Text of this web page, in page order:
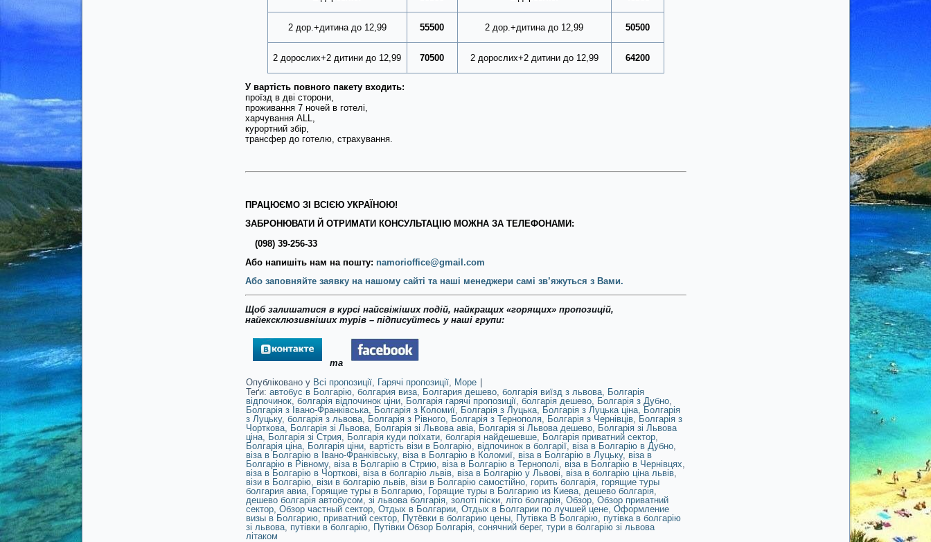
2 дор.+дитина до 12,99 55500 2 дор.+дитина до 12,99 50500
2 дорослих+2 дитини до 12,99 70500 2 дорослих+2 дитини до 12,99 64200
У вартість повного пакету входить:
проїзд в дві сторони,
проживання 7 ночей в готелі,
харчування ALL,
курортний збір,
трансфер до готелю, страхування.
ПРАЦЮЄМО ЗІ ВСІЄЮ УКРАЇНОЮ!
ЗАБРОНЮВАТИ Й ОТРИМАТИ КОНСУЛЬТАЦІЮ МОЖНА ЗА ТЕЛЕФОНАМИ:
(098) 39-256-33
Або напишіть нам на пошту: namorioffice@gmail.com
Або заповняйте заявку на нашому сайті та наші менеджери самі зв’яжуться з Вами.
Щоб залишатися в курсі найсвіжіших подій, найкращих «горящих» пропозицій,
найексклюзивніших турів – підписуйтесь у наші групи:
та
Опубліковано у Всі пропозиції, Гарячі пропозиції, Море
Теґи: автобус в Болгарію, болгария виза, Болгария дешево, болгарія виїзд з львова, Болгарія
відпочинок, болгарія відпочинок ціни, Болгарія гарячі пропозиції, болгарія дешево, Болгарія з Дубно,
Болгарія з Івано-Франківська, Болгарія з Коломиї, Болгарія з Луцька, Болгарія з Луцька ціна, Болгарія
з Луцьку, болгарія з львова, Болгарія з Рівного, Болгарія з Тернополя, Болгарія з Чернівців, Болгарія з
Чорткова, Болгарія зі Львова, Болгарія зі Львова авіа, Болгарія зі Львова дешево, Болгарія зі Львова
ціна, Болгарія зі Стрия, Болгарія куди поїхати, болгарія найдешевше, Болгарія приватний сектор,
Болгарія ціна, Болгарія ціни, вартість візи в Болгарію, відпочинок в болгарії, віза в Болгарію в Дубно,
віза в Болгарію в Івано-Франківську, віза в Болгарію в Коломиї, віза в Болгарію в Луцьку, віза в
Болгарію в Рівному, віза в Болгарію в Стрию, віза в Болгарію в Тернополі, віза в Болгарію в Чернівцях,
віза в Болгарію в Чорткові, віза в болгарію львів, віза в Болгарію у Львові, віза в болгарію ціна львів,
візи в Болгарію, візи в болгарію львів, візи в Болгарію самостійно, горить болгарія, горящие туры
болгария авиа, Горящие туры в Болгарию, Горящие туры в Болгарию из Киева, дешево болгарія,
дешево болгарія автобусом, зі львова болгарія, золоті піски, літо болгарія, Обзор, Обзор приватний
сектор, Обзор частный сектор, Отдых в Болгарии, Отдых в Болгарии по лучшей цене, Оформление
визы в Болгарию, приватний сектор, Путёвки в болгарию цены, Путівка В Болгарію, путівка в болгарію
зі львова, путівки в болгарію, Путівки Обзор Болгарія, сонячний берег, тури в болгарію зі львова
літаком